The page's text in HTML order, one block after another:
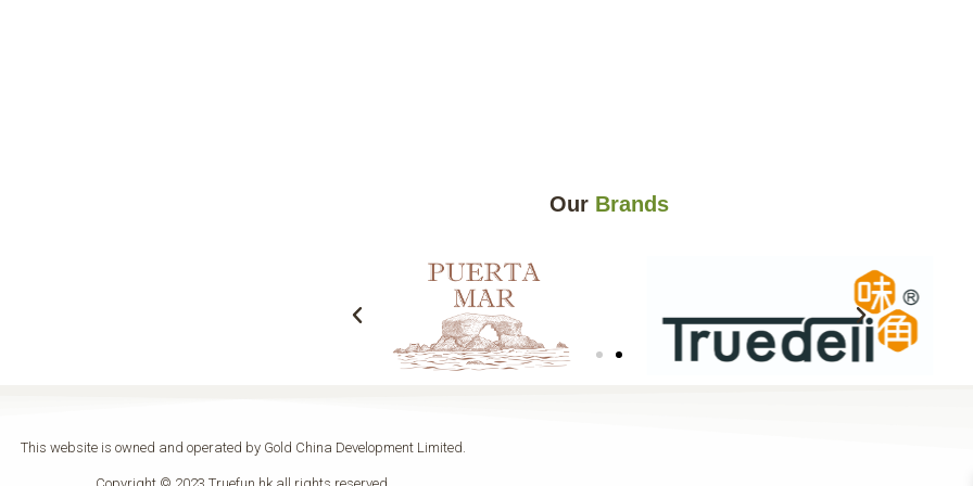
Our Brands​
This website is owned and operated by Gold China Development Limited.